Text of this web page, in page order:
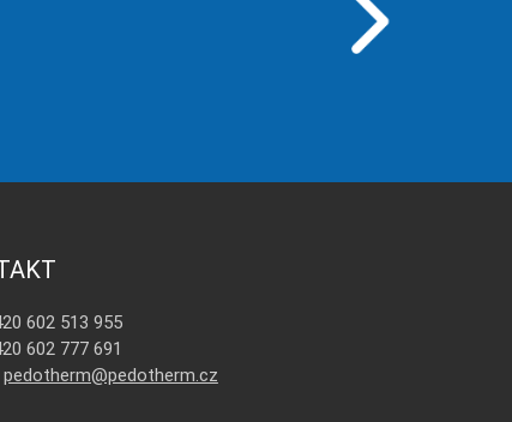
602 513 955
602 777 691
pedotherm@pedotherm.cz